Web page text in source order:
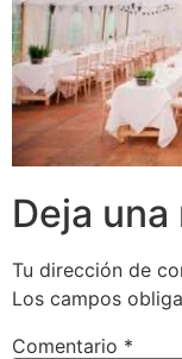
Deja
Tu dirección de
Los campos
Comentario *